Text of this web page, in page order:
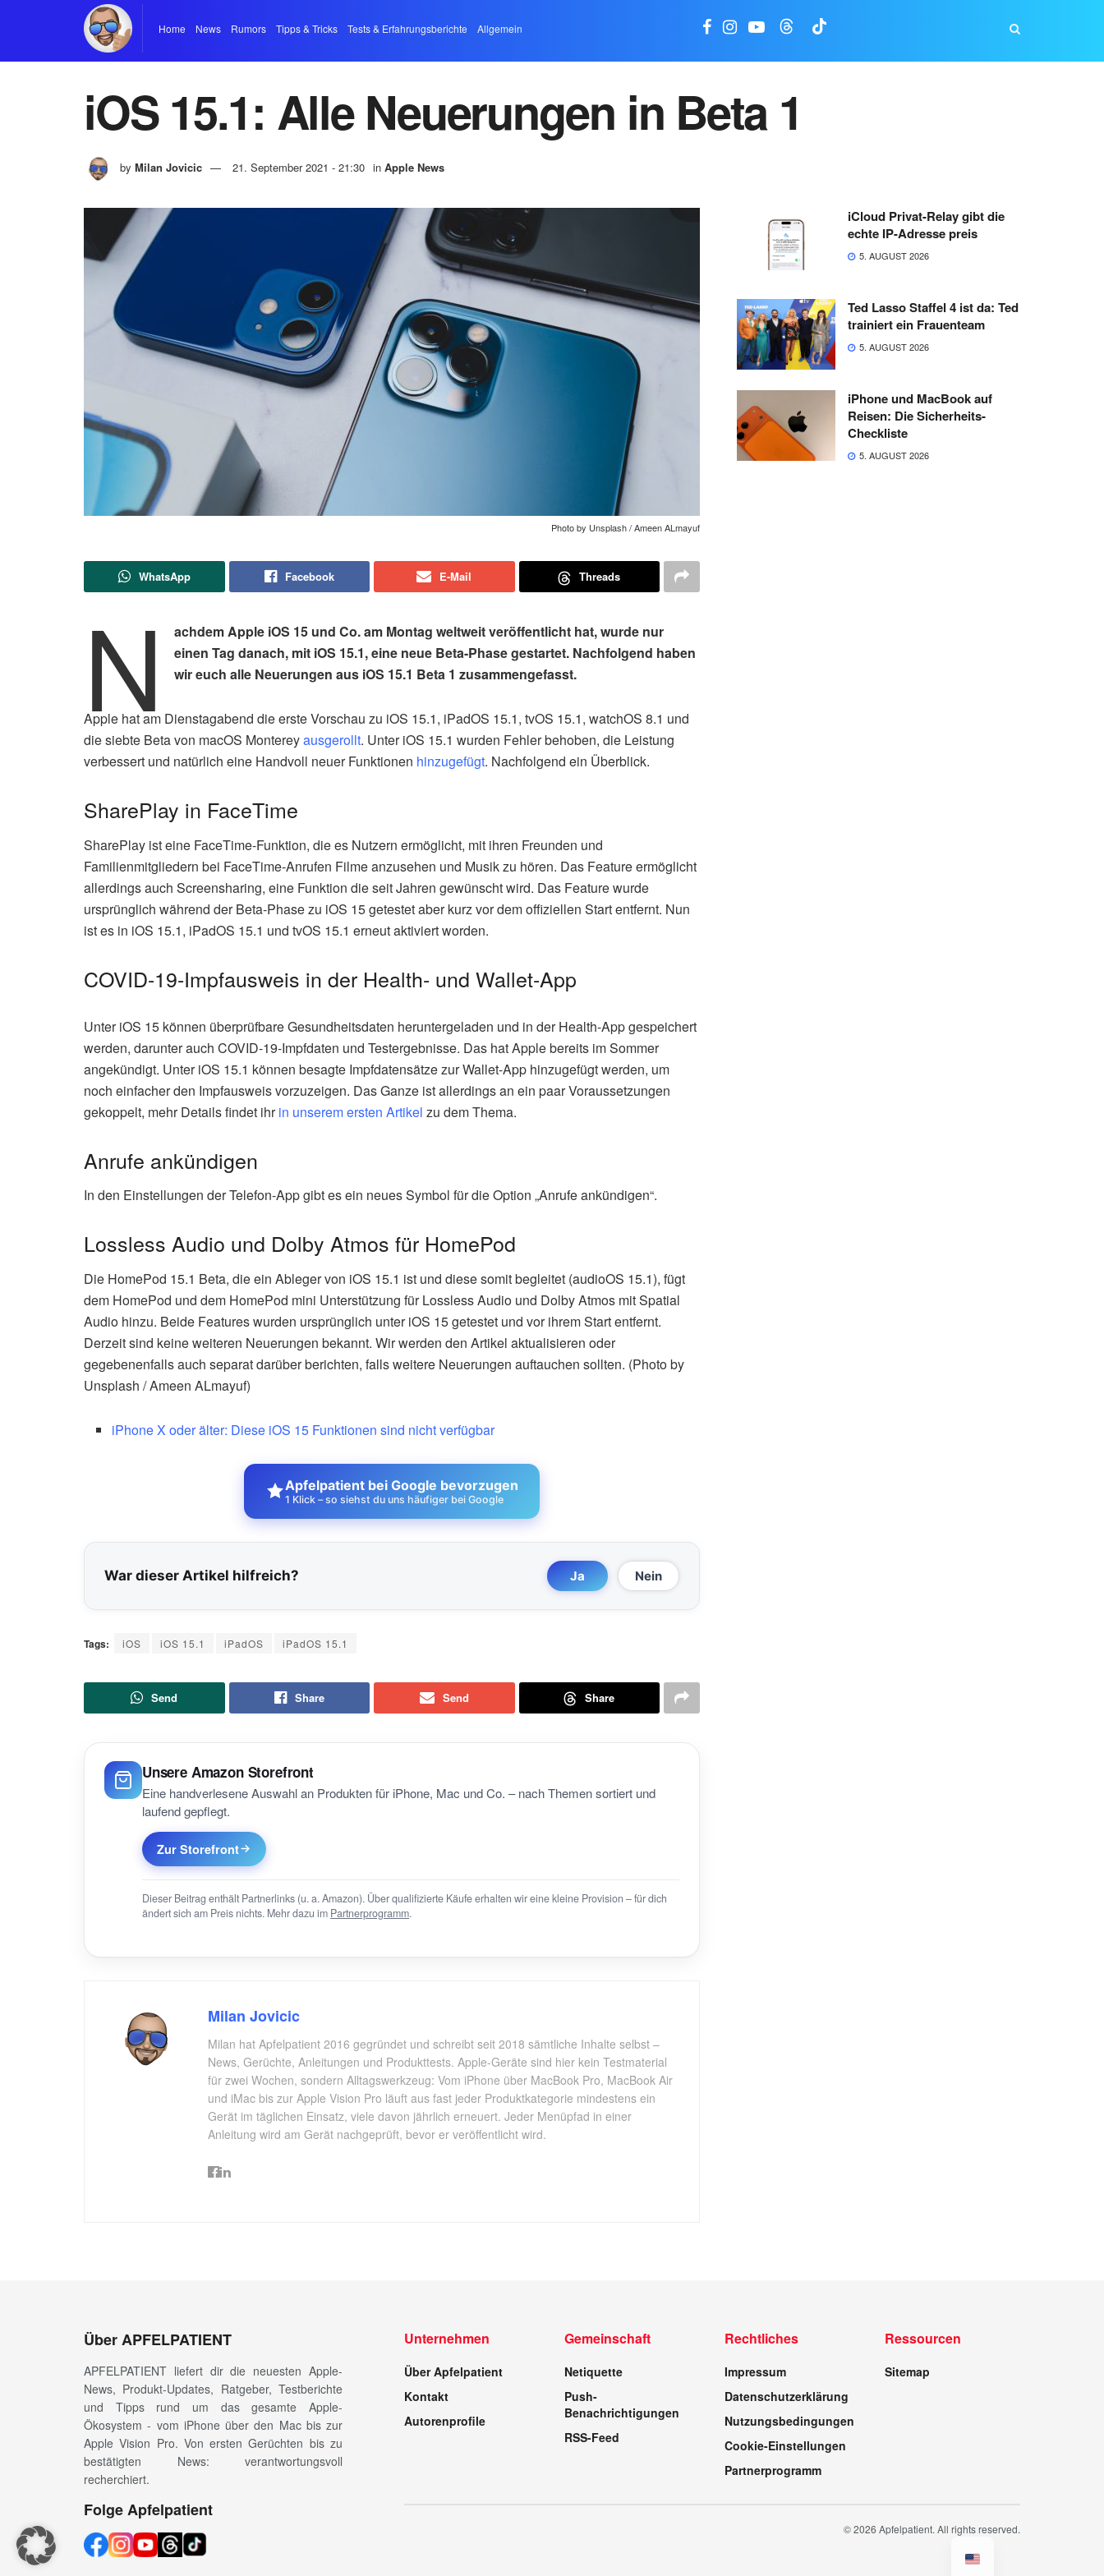
Home News Rumors Tipps & Tricks Tests & Erfahrungsberichte Allgemein
iOS 15.1: Alle Neuerungen in Beta 1
by Milan Jovicic 21. September 2021 - 21:30 in Apple News
Photo by Unsplash / Ameen ALmayuf
WhatsApp Facebook E-Mail Threads
N
achdem Apple iOS 15 und Co. am Montag weltweit veröffentlicht hat, wurde nur
einen Tag danach, mit iOS 15.1, eine neue Beta-Phase gestartet. Nachfolgend haben
wir euch alle Neuerungen aus iOS 15.1 Beta 1 zusammengefasst.
Apple hat am Dienstagabend die erste Vorschau zu iOS 15.1, iPadOS 15.1, tvOS 15.1, watchOS 8.1 und
die siebte Beta von macOS Montereyausgerollt. Unter iOS 15.1 wurden Fehler behoben, die Leistung
verbessert und natürlich eine Handvoll neuer Funktionen hinzugefügt. Nachfolgend ein Überblick.
SharePlay in FaceTime
SharePlay ist eine FaceTime-Funktion, die es Nutzern ermöglicht, mit ihren Freunden und
Familienmitgliedern bei FaceTime-Anrufen Filme anzusehen und Musik zu hören. Das Feature ermöglicht
allerdings auch Screensharing, eine Funktion die seit Jahren gewünscht wird. Das Feature wurde
ursprünglich während der Beta-Phase zu iOS 15 getestet aber kurz vor dem offiziellen Start entfernt. Nun
ist es in iOS 15.1, iPadOS 15.1 und tvOS 15.1 erneut aktiviert worden.
COVID-19-Impfausweis in der Health- und Wallet-App
Unter iOS 15 können überprüfbare Gesundheitsdaten heruntergeladen und in der Health-App gespeichert
werden, darunter auch COVID-19-Impfdaten und Testergebnisse. Das hat Apple bereits im Sommer
angekündigt. Unter iOS 15.1 können besagte Impfdatensätze zur Wallet-App hinzugefügt werden, um
noch einfacher den Impfausweis vorzuzeigen. Das Ganze ist allerdings an ein paar Voraussetzungen
gekoppelt, mehr Details findet ihrin unserem ersten Artikel zu dem Thema.
Anrufe ankündigen
In den Einstellungen der Telefon-App gibt es ein neues Symbol für die Option „Anrufe ankündigen“.
Lossless Audio und Dolby Atmos für HomePod
Die HomePod 15.1 Beta, die ein Ableger von iOS 15.1 ist und diese somit begleitet (audioOS 15.1), fügt
dem HomePod und dem HomePod mini Unterstützung für Lossless Audio und Dolby Atmos mit Spatial
Audio hinzu. Beide Features wurden ursprünglich unter iOS 15 getestet und vor ihrem Start entfernt.
Derzeit sind keine weiteren Neuerungen bekannt. Wir werden den Artikel aktualisieren oder
gegebenenfalls auch separat darüber berichten, falls weitere Neuerungen auftauchen sollten. (Photo by
Unsplash / Ameen ALmayuf)
iPhone X oder älter: Diese iOS 15 Funktionen sind nicht verfügbar
Apfelpatient bei Google bevorzugen
1 Klick – so siehst du uns häufiger bei Google
War dieser Artikel hilfreich? Ja Nein
Tags: iOS iOS 15.1 iPadOS iPadOS 15.1
Send Share Send Share
Unsere Amazon Storefront
Eine handverlesene Auswahl an Produkten für iPhone, Mac und Co. – nach Themen sortiert und
laufend gepflegt.
Zur Storefront
Dieser Beitrag enthält Partnerlinks (u. a. Amazon). Über qualifizierte Käufe erhalten wir eine kleine Provision – für dich
ändert sich am Preis nichts. Mehr dazu im Partnerprogramm.
Milan Jovicic
Milan hat Apfelpatient 2016 gegründet und schreibt seit 2018 sämtliche Inhalte selbst –
News, Gerüchte, Anleitungen und Produkttests. Apple-Geräte sind hier kein Testmaterial
für zwei Wochen, sondern Alltagswerkzeug: Vom iPhone über MacBook Pro, MacBook Air
und iMac bis zur Apple Vision Pro läuft aus fast jeder Produktkategorie mindestens ein
Gerät im täglichen Einsatz, viele davon jährlich erneuert. Jeder Menüpfad in einer
Anleitung wird am Gerät nachgeprüft, bevor er veröffentlicht wird.
iCloud Privat-Relay gibt die
echte IP-Adresse preis
5. AUGUST 2026
Ted Lasso Staffel 4 ist da: Ted
trainiert ein Frauenteam
5. AUGUST 2026
iPhone und MacBook auf
Reisen: Die Sicherheits-
Checkliste
5. AUGUST 2026
Über APFELPATIENT
APFELPATIENT liefert dir die neuesten Apple-
News, Produkt-Updates, Ratgeber, Testberichte
und Tipps rund um das gesamte Apple-
Ökosystem - vom iPhone über den Mac bis zur
Apple Vision Pro. Von ersten Gerüchten bis zu
bestätigten News: verantwortungsvoll
recherchiert.
Folge Apfelpatient
Unternehmen
Über Apfelpatient
Kontakt
Autorenprofile
Gemeinschaft
Netiquette
Push-
Benachrichtigungen
RSS-Feed
Rechtliches
Impressum
Datenschutzerklärung
Nutzungsbedingungen
Cookie-Einstellungen
Partnerprogramm
Ressourcen
Sitemap
© 2026 Apfelpatient. All rights reserved.